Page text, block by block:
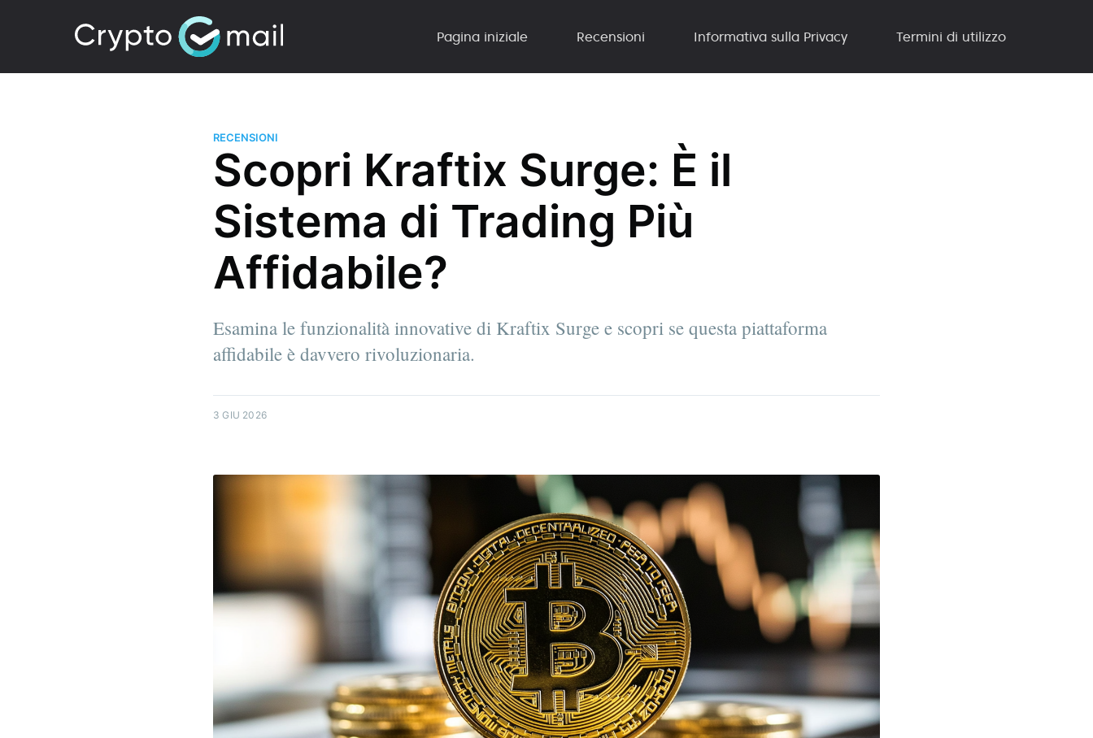
Pagina iniziale Recensioni Informativa sulla Privacy Termini di utilizzo
RECENSIONI
Scopri Kraftix Surge: È il
Sistema di Trading Più
Affidabile?
Esamina le funzionalità innovative di Kraftix Surge e scopri se questa piattaforma
affidabile è davvero rivoluzionaria.
3 GIU 2026